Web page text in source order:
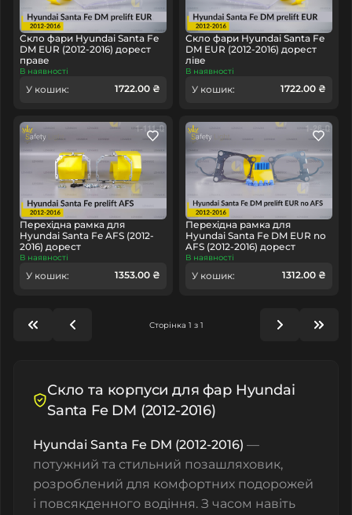
Скло фари Hyundai Santa Fe
DM EUR (2012-2016) дорест
праве
В наявності
У кошик: 1722.00 ₴
Скло фари Hyundai Santa Fe
DM EUR (2012-2016) дорест
ліве
В наявності
У кошик: 1722.00 ₴
Перехідна рамка для
Hyundai Santa Fe AFS (2012-
2016) дорест
В наявності
У кошик: 1353.00 ₴
Перехідна рамка для
Hyundai Santa Fe DM EUR no
AFS (2012-2016) дорест
В наявності
У кошик: 1312.00 ₴
Сторінка 1 з 1
Скло та корпуси для фар Hyundai
Santa Fe DM (2012-2016)
Hyundai Santa Fe DM (2012-2016) —
потужний та стильний позашляховик,
розроблений для комфортних подорожей
і повсякденного водіння. З часом навіть